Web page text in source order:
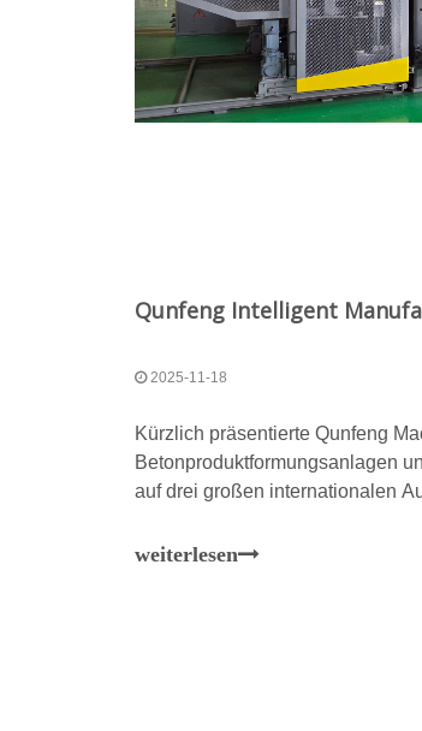
2025-11-18
Kürzlich präsentierte Qunfeng
Betonproduktformungsanlagen
auf drei großen internationalen
weiterlesen